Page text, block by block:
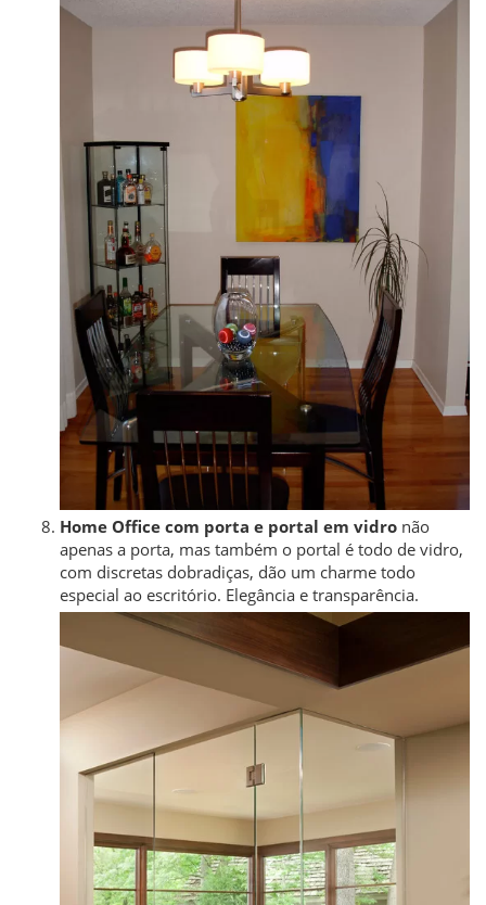
Home Office com porta e portal em vidro não
apenas a porta, mas também o portal é todo de vidro,
com discretas dobradiças, dão um charme todo
especial ao escritório. Elegância e transparência.